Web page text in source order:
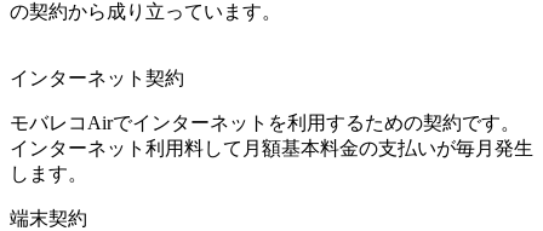
の契約から成り立っています。
インターネット契約
モバレコAirでインターネットを利用するための契約です。
インターネット利用料して 月額基本料金の支払いが毎月発生
します。
端末契約